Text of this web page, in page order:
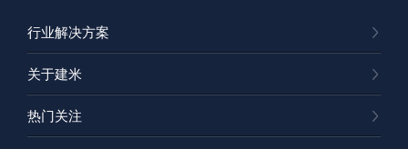
行业解决方案
关于建米
热门关注